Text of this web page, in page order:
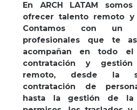
En ARCH LATAM
ofrecer talento remoto y
Contamos con un
profesionales que te
acompañan en todo
contratación y
remoto, desde la
contratación de
hasta la gestión de la